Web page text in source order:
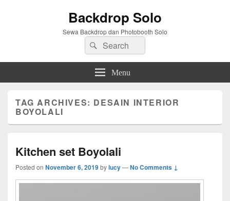
Backdrop Solo
Sewa Backdrop dan Photobooth Solo
Search
for:
Search
Menu
TAG ARCHIVES: DESAIN INTERIOR
BOYOLALI
Kitchen set Boyolali
Posted on November 6, 2019bylucy—No Comments ↓